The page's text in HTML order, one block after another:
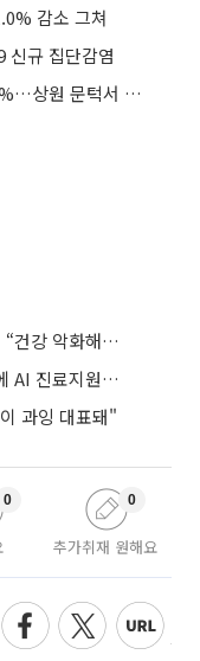
감소 그쳐
신규 집단감염
美 클래리티 법안 연내 통과 가능성 13%…상원 문턱서 제동
장기요양 재가급여 수급자 10명 중 7명 “건강 악화해도 집에서”
보건소에서도 대학병원급 진료…전국에 AI 진료지원도구 보급
과잉 대표돼"
0
추가취재 원해요
0